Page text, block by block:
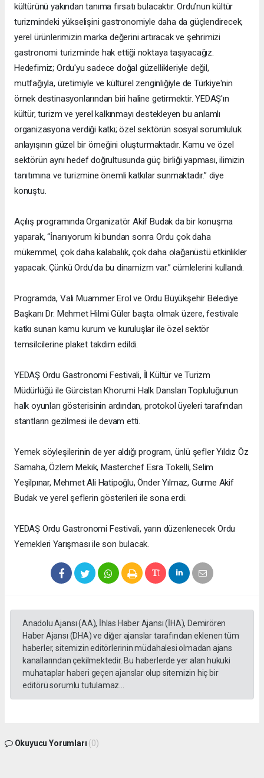
kültürünü yakından tanıma fırsatı bulacaktır. Ordu’nun kültür
turizmindeki yükselişini gastronomiyle daha da güçlendirecek,
yerel ürünlerimizin marka değerini artıracak ve şehrimizi
gastronomi turizminde hak ettiği noktaya taşıyacağız.
Hedefimiz; Ordu'yu sadece doğal güzellikleriyle değil,
mutfağıyla, üretimiyle ve kültürel zenginliğiyle de Türkiye'nin
örnek destinasyonlarından biri haline getirmektir. YEDAŞ'ın
kültür, turizm ve yerel kalkınmayı destekleyen bu anlamlı
organizasyona verdiği katkı; özel sektörün sosyal sorumluluk
anlayışının güzel bir örneğini oluşturmaktadır. Kamu ve özel
sektörün aynı hedef doğrultusunda güç birliği yapması, ilimizin
tanıtımına ve turizmine önemli katkılar sunmaktadır.” diye
konuştu.
Açılış programında Organizatör Akif Budak da bir konuşma
yaparak, “İnanıyorum ki bundan sonra Ordu çok daha
mükemmel, çok daha kalabalık, çok daha olağanüstü etkinlikler
yapacak. Çünkü Ordu'da bu dinamizm var.” cümlelerini kullandı.
Programda, Vali Muammer Erol ve Ordu Büyükşehir Belediye
Başkanı Dr. Mehmet Hilmi Güler başta olmak üzere, festivale
katkı sunan kamu kurum ve kuruluşlar ile özel sektör
temsilcilerine plaket takdim edildi.
YEDAŞ Ordu Gastronomi Festivali, İl Kültür ve Turizm
Müdürlüğü ile Gürcistan Khorumi Halk Dansları Topluluğunun
halk oyunları gösterisinin ardından, protokol üyeleri tarafından
stantların gezilmesi ile devam etti.
Yemek söyleşilerinin de yer aldığı program, ünlü şefler Yıldız Öz
Samaha, Özlem Mekik, Masterchef Esra Tokelli, Selim
Yeşilpınar, Mehmet Ali Hatipoğlu, Önder Yılmaz, Gurme Akif
Budak ve yerel şeflerin gösterileri ile sona erdi.
YEDAŞ Ordu Gastronomi Festivali, yarın düzenlenecek Ordu
Yemekleri Yarışması ile son bulacak.
Anadolu Ajansı (AA), İhlas Haber Ajansı (İHA), Demirören
Haber Ajansı (DHA) ve diğer ajanslar tarafından eklenen tüm
haberler, sitemizin editörlerinin müdahalesi olmadan ajans
kanallarından çekilmektedir. Bu haberlerde yer alan hukuki
muhataplar haberi geçen ajanslar olup sitemizin hiç bir
editörü sorumlu tutulamaz...
Okuyucu Yorumları (0)